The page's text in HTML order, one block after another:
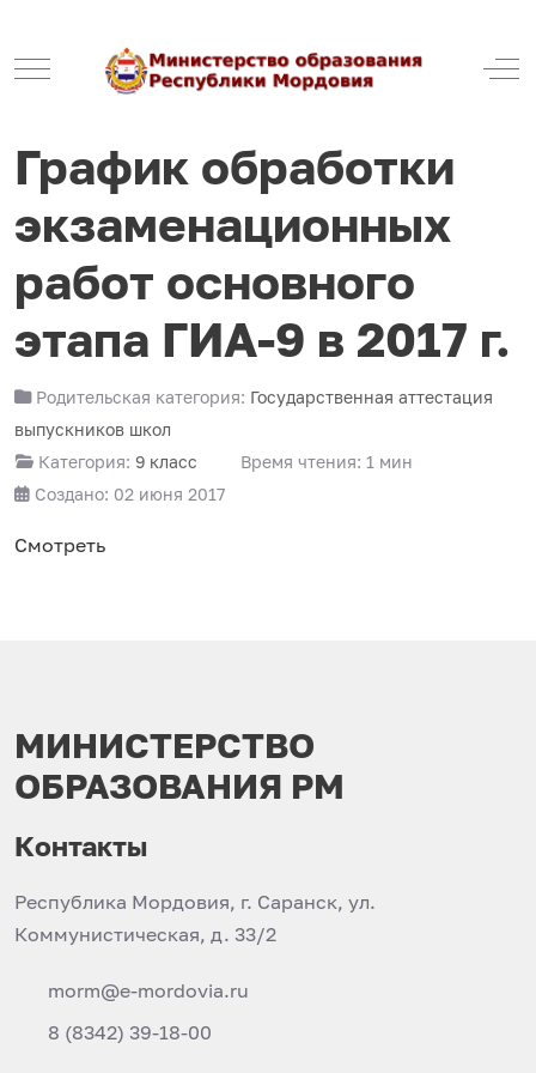
Mobile Menu Toggle
График обработки
экзаменационных
работ основного
этапа ГИА-9 в 2017 г.
Родительская категория: Государственная аттестация
выпускников школ
Категория: 9 класс
Время чтения: 1 мин
Создано: 02 июня 2017
Смотреть
МИНИСТЕРСТВО
ОБРАЗОВАНИЯ РМ
Контакты
Республика Мордовия, г. Саранск, ул.
Коммунистическая, д. 33/2
morm@e-mordovia.ru
8 (8342) 39-18-00